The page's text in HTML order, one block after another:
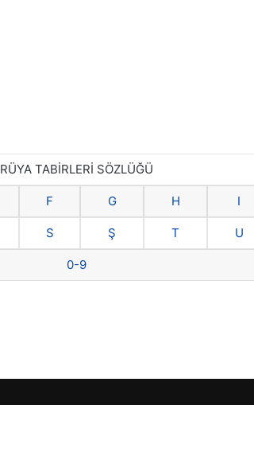
RÜYA TABİRLERİ SÖZLÜĞÜ
F G H I
S Ş T U
0-9